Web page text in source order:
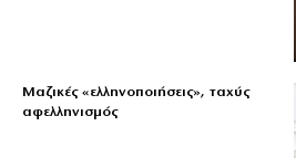
Μαζικές «ελληνοποιήσεις», ταχύς
αφελληνισμός